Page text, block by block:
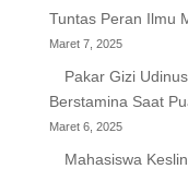
Tuntas Peran Ilmu
Maret 7, 2025
Pakar Gizi
Berstamina Saat
Maret 6, 2025
Mahasiswa